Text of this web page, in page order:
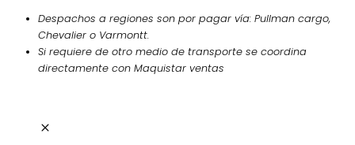
Despachos a regiones son por pagar vía: Pullman cargo,
Chevalier o Varmontt.
Si requiere de otro medio de transporte se coordina
directamente con Maquistar ventas